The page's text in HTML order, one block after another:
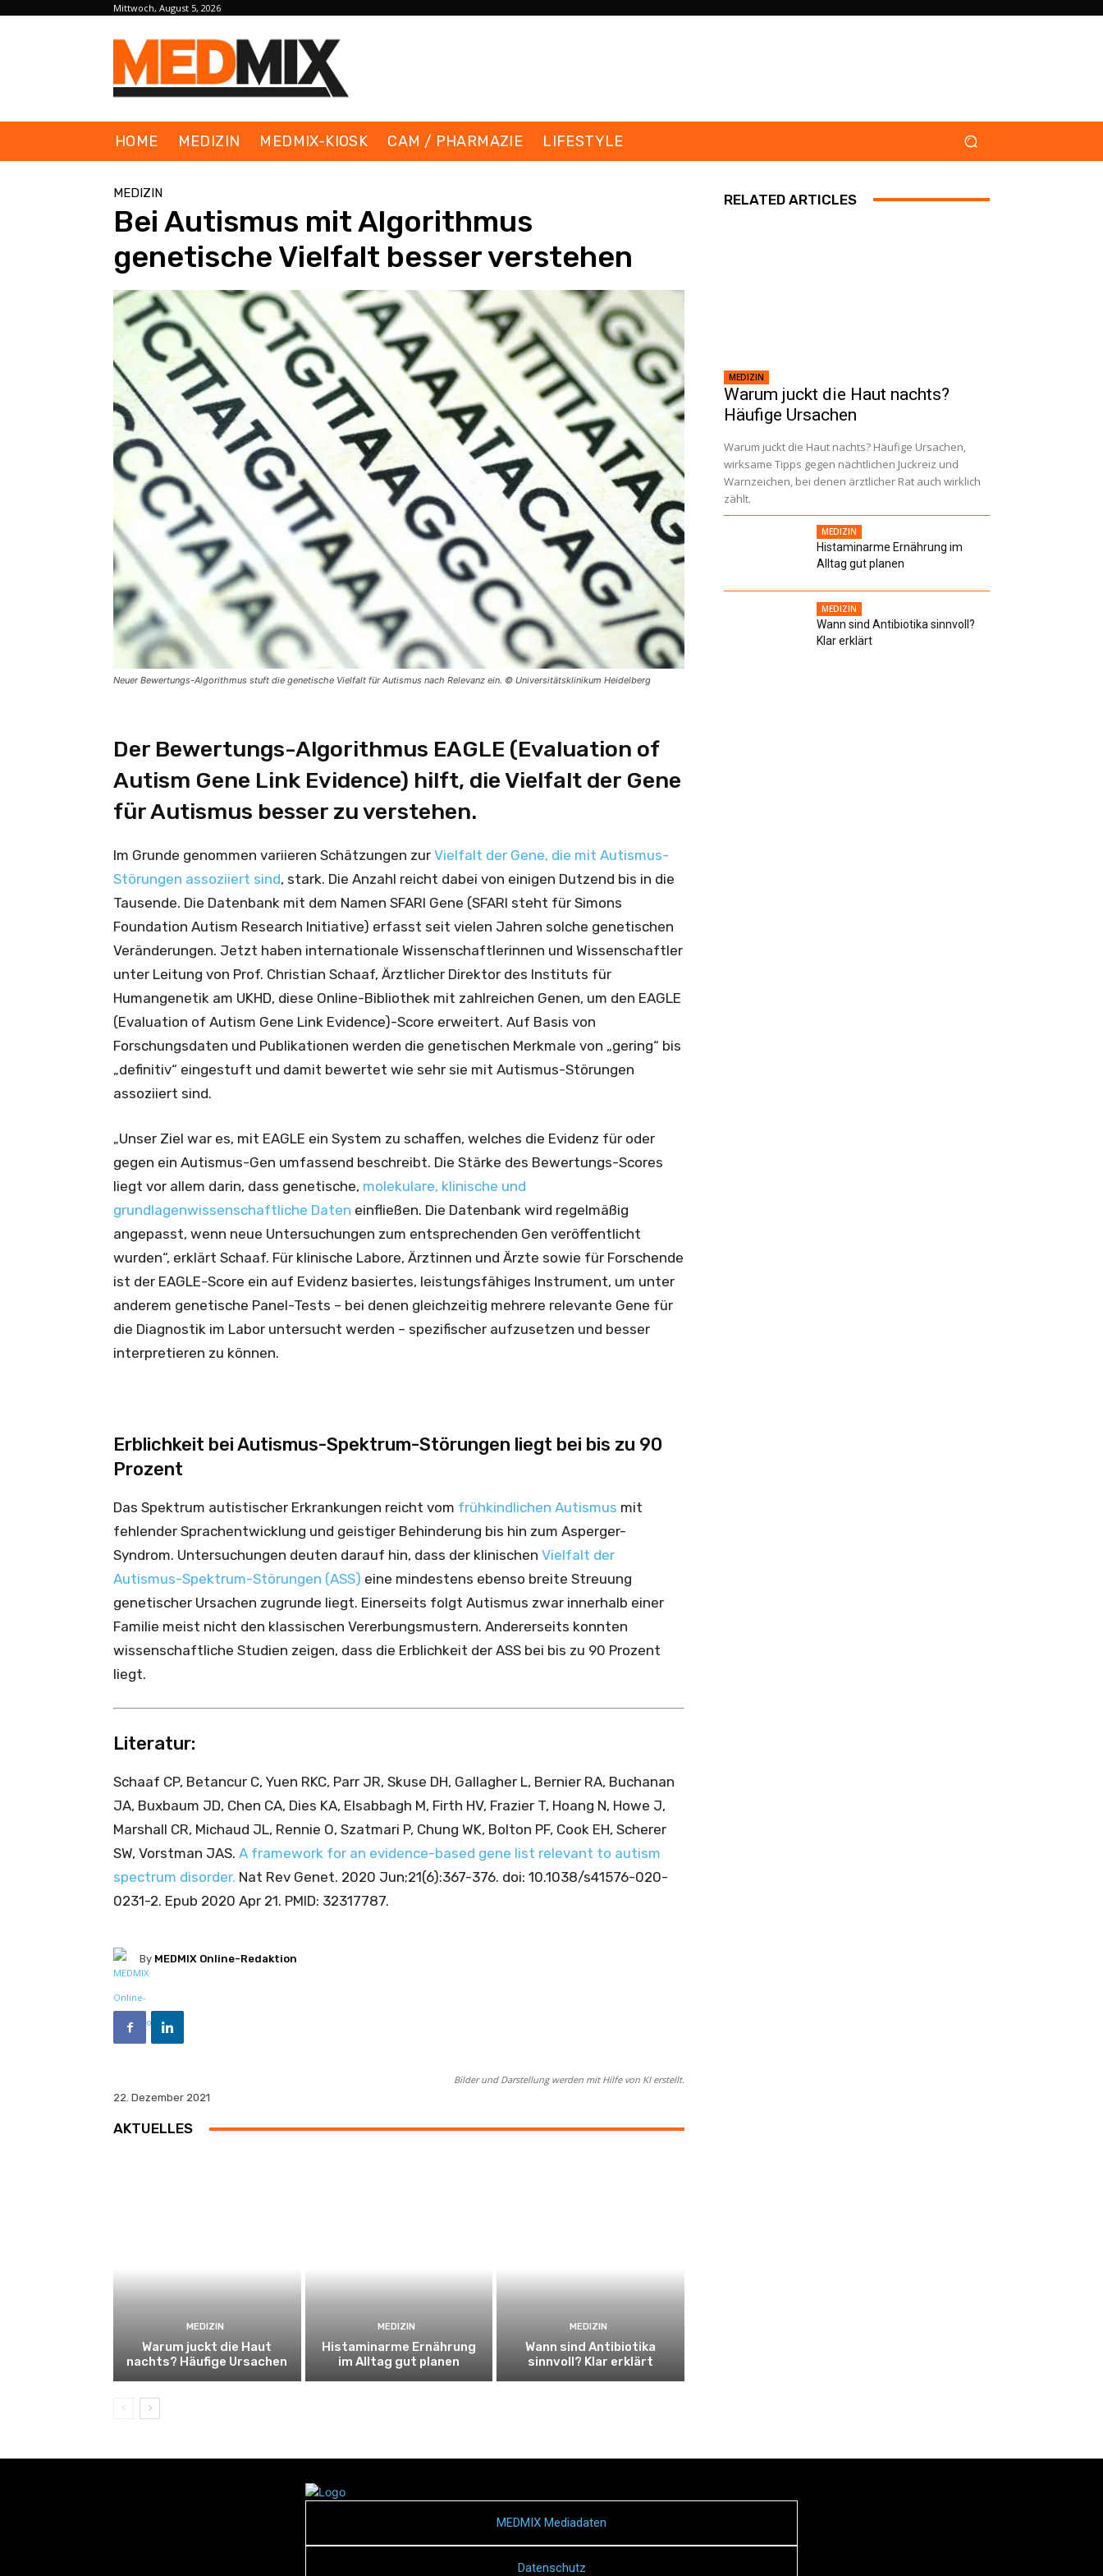
Mittwoch, August 5, 2026
HOME MEDIZIN MEDMIX-KIOSK CAM / PHARMAZIE LIFESTYLE
MEDIZIN
Bei Autismus mit Algorithmus
genetische Vielfalt besser verstehen
Neuer Bewertungs-Algorithmus stuft die genetische Vielfalt für Autismus nach Relevanz ein. © Universitätsklinikum Heidelberg
Der Bewertungs-Algorithmus EAGLE (Evaluation of
Autism Gene Link Evidence) hilft, die Vielfalt der Gene
für Autismus besser zu verstehen.
Im Grunde genommen variieren Schätzungen zur Vielfalt der Gene, die mit Autismus-
Störungen assoziiert sind, stark. Die Anzahl reicht dabei von einigen Dutzend bis in die
Tausende. Die Datenbank mit dem Namen SFARI Gene (SFARI steht für Simons
Foundation Autism Research Initiative) erfasst seit vielen Jahren solche genetischen
Veränderungen. Jetzt haben internationale Wissenschaftlerinnen und Wissenschaftler
unter Leitung von Prof. Christian Schaaf, Ärztlicher Direktor des Instituts für
Humangenetik am UKHD, diese Online-Bibliothek mit zahlreichen Genen, um den EAGLE
(Evaluation of Autism Gene Link Evidence)-Score erweitert. Auf Basis von
Forschungsdaten und Publikationen werden die genetischen Merkmale von „gering“ bis
„definitiv“ eingestuft und damit bewertet wie sehr sie mit Autismus-Störungen
assoziiert sind.
„Unser Ziel war es, mit EAGLE ein System zu schaffen, welches die Evidenz für oder
gegen ein Autismus-Gen umfassend beschreibt. Die Stärke des Bewertungs-Scores
liegt vor allem darin, dass genetische, molekulare, klinische und
grundlagenwissenschaftliche Daten einfließen. Die Datenbank wird regelmäßig
angepasst, wenn neue Untersuchungen zum entsprechenden Gen veröffentlicht
wurden“, erklärt Schaaf. Für klinische Labore, Ärztinnen und Ärzte sowie für Forschende
ist der EAGLE-Score ein auf Evidenz basiertes, leistungsfähiges Instrument, um unter
anderem genetische Panel-Tests – bei denen gleichzeitig mehrere relevante Gene für
die Diagnostik im Labor untersucht werden – spezifischer aufzusetzen und besser
interpretieren zu können.
Erblichkeit bei Autismus-Spektrum-Störungen liegt bei bis zu 90
Prozent
Das Spektrum autistischer Erkrankungen reicht vom frühkindlichen Autismus mit
fehlender Sprachentwicklung und geistiger Behinderung bis hin zum Asperger-
Syndrom. Untersuchungen deuten darauf hin, dass der klinischen Vielfalt der
Autismus-Spektrum-Störungen (ASS) eine mindestens ebenso breite Streuung
genetischer Ursachen zugrunde liegt. Einerseits folgt Autismus zwar innerhalb einer
Familie meist nicht den klassischen Vererbungsmustern. Andererseits konnten
wissenschaftliche Studien zeigen, dass die Erblichkeit der ASS bei bis zu 90 Prozent
liegt.
Literatur:
Schaaf CP, Betancur C, Yuen RKC, Parr JR, Skuse DH, Gallagher L, Bernier RA, Buchanan
JA, Buxbaum JD, Chen CA, Dies KA, Elsabbagh M, Firth HV, Frazier T, Hoang N, Howe J,
Marshall CR, Michaud JL, Rennie O, Szatmari P, Chung WK, Bolton PF, Cook EH, Scherer
SW, Vorstman JAS. A framework for an evidence-based gene list relevant to autism
spectrum disorder. Nat Rev Genet. 2020 Jun;21(6):367-376. doi: 10.1038/s41576-020-
0231-2. Epub 2020 Apr 21. PMID: 32317787.
By MEDMIX Online-Redaktion
Bilder und Darstellung werden mit Hilfe von KI erstellt.
22. Dezember 2021
AKTUELLES
MEDIZIN
Warum juckt die Haut
nachts? Häufige Ursachen
MEDIZIN
Histaminarme Ernährung
im Alltag gut planen
MEDIZIN
Wann sind Antibiotika
sinnvoll? Klar erklärt
RELATED ARTICLES
MEDIZIN
Warum juckt die Haut nachts?
Häufige Ursachen
Warum juckt die Haut nachts? Häufige Ursachen,
wirksame Tipps gegen nächtlichen Juckreiz und
Warnzeichen, bei denen ärztlicher Rat auch wirklich
zählt.
MEDIZIN
Histaminarme Ernährung im
Alltag gut planen
MEDIZIN
Wann sind Antibiotika sinnvoll?
Klar erklärt
MEDMIX Mediadaten
Datenschutz